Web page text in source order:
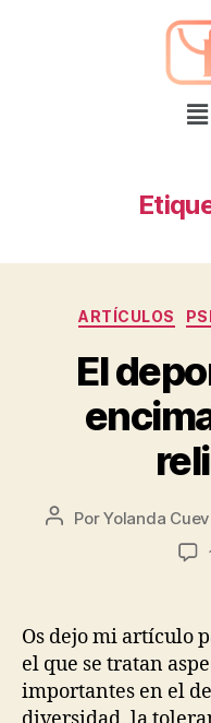
ARTÍCULOS
El
PorYolanda
Os dejo mi artículo
el que se tratan
importantes en el